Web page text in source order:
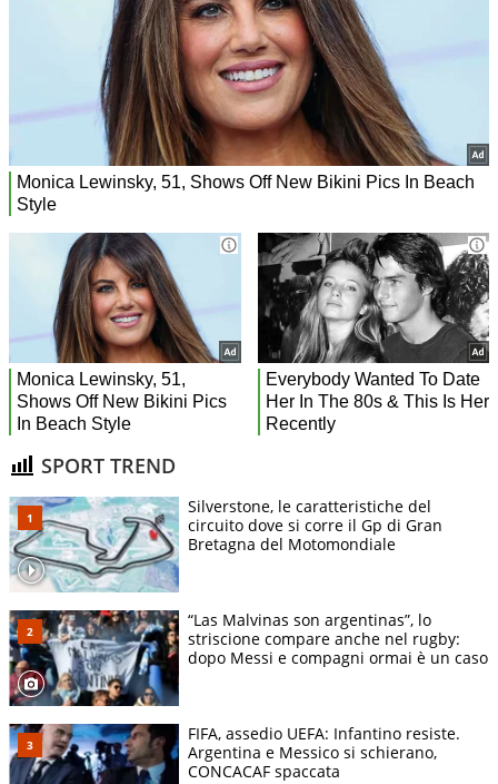
SPORT TREND
Silverstone, le caratteristiche del
circuito dove si corre il Gp di Gran
Bretagna del Motomondiale
“Las Malvinas son argentinas”, lo
striscione compare anche nel rugby:
dopo Messi e compagni ormai è un caso
FIFA, assedio UEFA: Infantino resiste.
Argentina e Messico si schierano,
CONCACAF spaccata